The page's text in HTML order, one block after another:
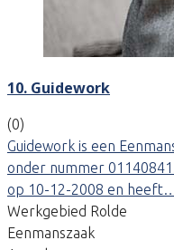
10. Guidework
(0)
Guidework is een
onder nummer
op 10-12-2008 en
Werkgebied Rolde
Eenmanszaak